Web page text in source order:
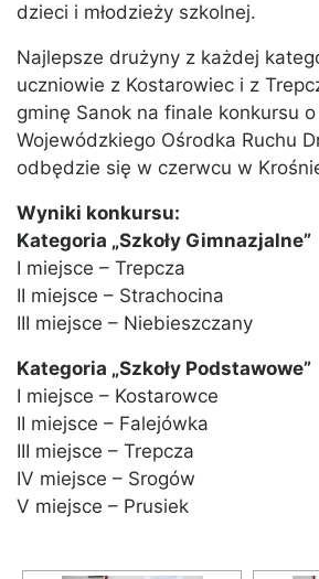
dzieci i młodzieży szkolnej.
Najlepsze drużyny z każdej
uczniowie z Kostarowiec i z
gminę Sanok na finale konkursu
Wojewódzkiego Ośrodka Ruchu
odbędzie się w czerwcu w
Wyniki konkursu:
Kategoria „Szkoły Gimnazjalne”
I miejsce – Trepcza
II miejsce – Strachocina
III miejsce – Niebieszczany
Kategoria „Szkoły Podstawowe”
I miejsce – Kostarowce
II miejsce – Falejówka
III miejsce – Trepcza
IV miejsce – Srogów
V miejsce – Prusiek